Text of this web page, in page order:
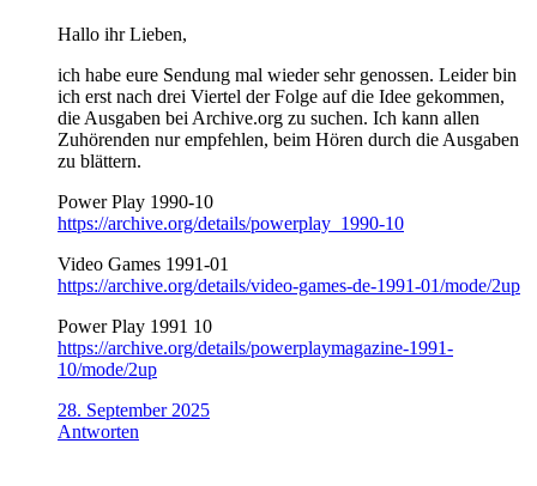
Hallo ihr Lieben,
ich habe eure Sendung mal wieder sehr genossen. Leider bin
ich erst nach drei Viertel der Folge auf die Idee gekommen,
die Ausgaben bei Archive.org zu suchen. Ich kann allen
Zuhörenden nur empfehlen, beim Hören durch die Ausgaben
zu blättern.
Power Play 1990-10
https://archive.org/details/powerplay_1990-10
Video Games 1991-01
https://archive.org/details/video-games-de-1991-01/mode/2up
Power Play 1991 10
https://archive.org/details/powerplaymagazine-1991-
10/mode/2up
28. September 2025
Antworten